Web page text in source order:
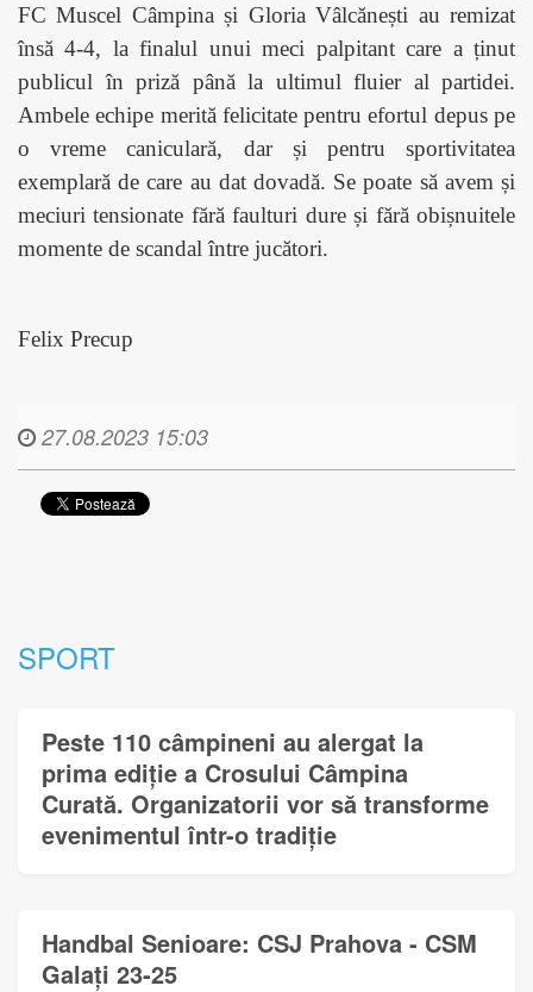
FC Muscel Câmpina și Gloria Vâlcănești au remizat
însă 4-4, la finalul unui meci palpitant care a ținut
publicul în priză până la ultimul fluier al partidei.
Ambele echipe merită felicitate pentru efortul depus pe
o vreme caniculară, dar și pentru sportivitatea
exemplară de care au dat dovadă. Se poate să avem și
meciuri tensionate fără faulturi dure și fără obișnuitele
momente de scandal între jucători.
Felix Precup
27.08.2023 15:03
SPORT
Peste 110 câmpineni au alergat la
prima ediție a Crosului Câmpina
Curată. Organizatorii vor să transforme
evenimentul într-o tradiție
Handbal Senioare: CSJ Prahova - CSM
Galați 23-25